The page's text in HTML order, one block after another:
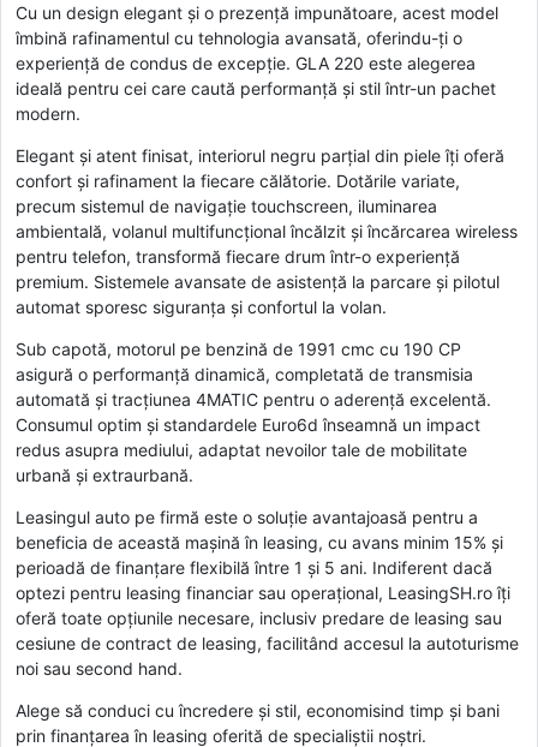
Cu un design elegant și o prezență impunătoare, acest model
îmbină rafinamentul cu tehnologia avansată, oferindu-ți o
experiență de condus de excepție. GLA 220 este alegerea
ideală pentru cei care caută performanță și stil într-un pachet
modern.
Elegant și atent finisat, interiorul negru parțial din piele îți oferă
confort și rafinament la fiecare călătorie. Dotările variate,
precum sistemul de navigație touchscreen, iluminarea
ambientală, volanul multifuncțional încălzit și încărcarea wireless
pentru telefon, transformă fiecare drum într-o experiență
premium. Sistemele avansate de asistență la parcare și pilotul
automat sporesc siguranța și confortul la volan.
Sub capotă, motorul pe benzină de 1991 cmc cu 190 CP
asigură o performanță dinamică, completată de transmisia
automată și tracțiunea 4MATIC pentru o aderență excelentă.
Consumul optim și standardele Euro6d înseamnă un impact
redus asupra mediului, adaptat nevoilor tale de mobilitate
urbană și extraurbană.
Leasingul auto pe firmă este o soluție avantajoasă pentru a
beneficia de această mașină în leasing, cu avans minim 15% și
perioadă de finanțare flexibilă între 1 și 5 ani. Indiferent dacă
optezi pentru leasing financiar sau operațional, LeasingSH.ro îți
oferă toate opțiunile necesare, inclusiv predare de leasing sau
cesiune de contract de leasing, facilitând accesul la autoturisme
noi sau second hand.
Alege să conduci cu încredere și stil, economisind timp și bani
prin finanțarea în leasing oferită de specialiștii noștri.